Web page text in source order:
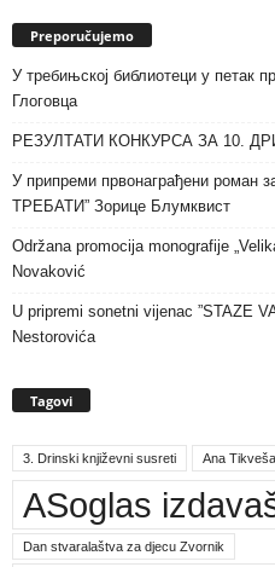
Preporučujemo
У требињској библиотеци у петак
Глоговца
РЕЗУЛТАТИ КОНКУРСА ЗА 10.
У припреми првонаграђени
ТРЕБАТИ” Зорице Блумквист
Održana promocija monografije
Novaković
U pripremi sonetni vijenac ”STAZE
Nestorovića
Tagovi
3. Drinski književni susreti Ana Tikveša
ASoglas
Dan stvaralaštva za djecu Zvornik